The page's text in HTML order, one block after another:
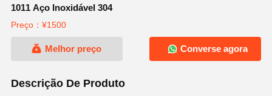
1011 Aço Inoxidável 304
Preço：¥1500
Melhor preço Converse agora
Descrição De Produto